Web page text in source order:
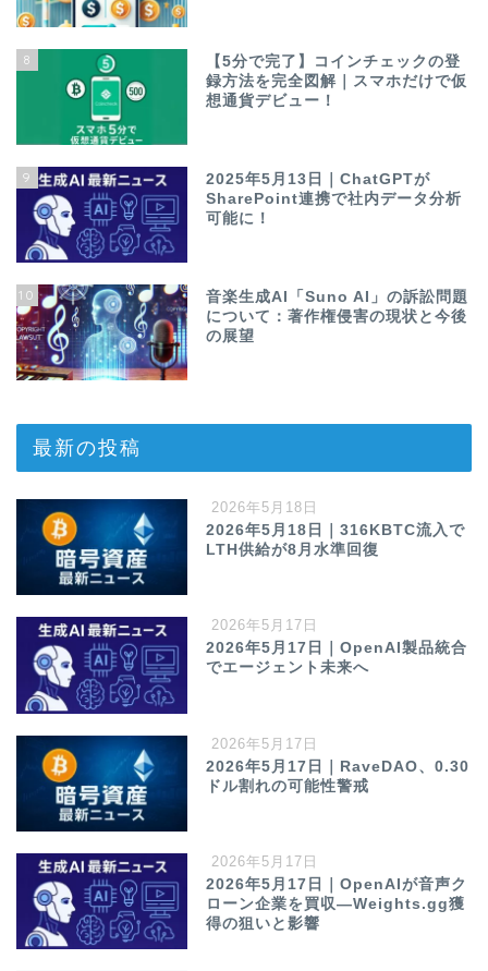
8
【5分で完了】コインチェックの登
録方法を完全図解｜スマホだけで仮
想通貨デビュー！
9
2025年5月13日｜ChatGPTが
SharePoint連携で社内データ分析
可能に！
10
音楽生成AI「Suno AI」の訴訟問題
について：著作権侵害の現状と今後
の展望
最新の投稿
2026年5月18日
2026年5月18日｜316KBTC流入で
LTH供給が8月水準回復
2026年5月17日
2026年5月17日｜OpenAI製品統合
でエージェント未来へ
2026年5月17日
2026年5月17日｜RaveDAO、0.30
ドル割れの可能性警戒
2026年5月17日
2026年5月17日｜OpenAIが音声ク
ローン企業を買収—Weights.gg獲
得の狙いと影響